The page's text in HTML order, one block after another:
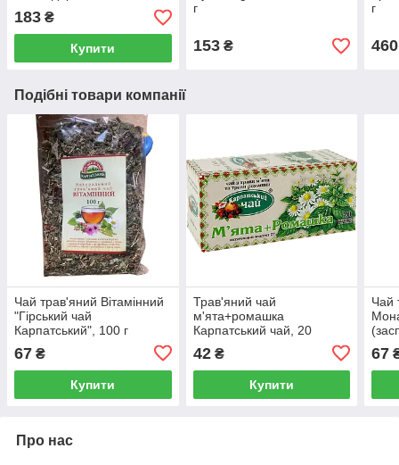
183 ₴
Купити
г
153₴
г
460
Подібні товари компанії
Чай трав'яний Вітамінний
"Гірський чай
Карпатський", 100 г
67 ₴
Купити
Трав'яний чай
м'ята+ромашка
Карпатський чай, 20
42₴
Купити
Чай
67
Про нас